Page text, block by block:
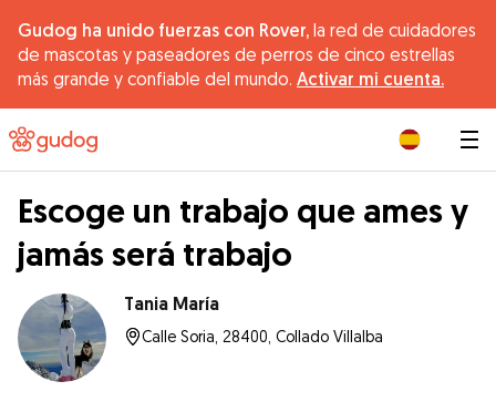
Gudog ha unido fuerzas con Rover, la red de cuidadores
de mascotas y paseadores de perros de cinco estrellas
más grande y confiable del mundo. Activar mi cuenta.
Escoge un trabajo que ames y
jamás será trabajo
Tania María
Calle Soria, 28400, Collado Villalba